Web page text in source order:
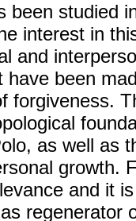
been studied
interest in
and
have been
forgiveness.
as well as
growth.
and it
regenerator